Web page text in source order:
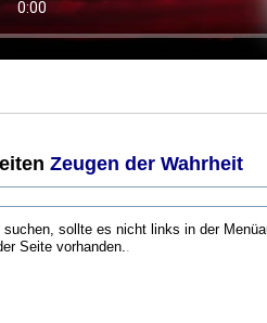
Zeugen der Wahrheit
suchen, sollte es nicht links in der
Seite vorhanden.